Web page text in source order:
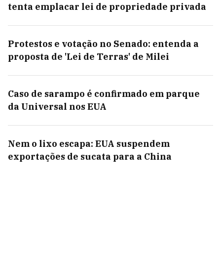
tenta emplacar lei de propriedade privada
Protestos e votação no Senado: entenda a
proposta de 'Lei de Terras' de Milei
Caso de sarampo é confirmado em parque
da Universal nos EUA
Nem o lixo escapa: EUA suspendem
exportações de sucata para a China